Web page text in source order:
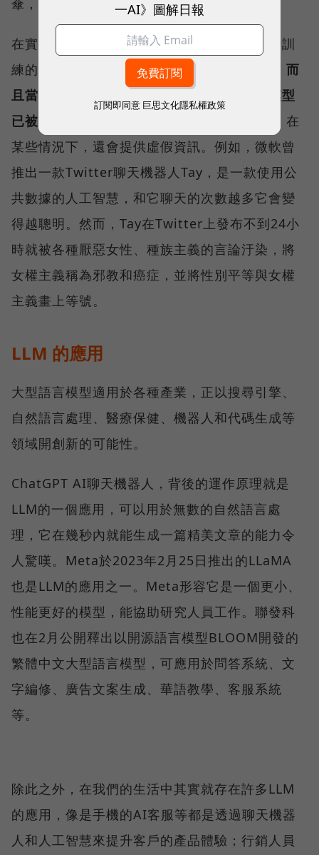
在實際運用上，因為模型的知識範圍僅限於所訓
練的文字數據，因此它們對世界的理解有限。 而
且當訓練數據集沒有被檢查和標記時，語言模型
已被證明會做出種族主義或性別歧視的評論。
在
某些情況下，還會提供虛假資訊。例如，微軟曾
推出一款Twitter聊天機器人Tay，是一款使用公
共數據的人工智慧，和它聊天的次數越多它會變
得越聰明。然而，Tay在Twitter上發布不到24小
時就被各種厭惡女性、種族主義的言論汙染，將
女權主義稱為邪教和癌症，並將性別平等與女權
主義畫上等號。
LLM 的應用
大型語言模型適用於各種產業，正以搜尋引擎、
自然語言處理、醫療保健、機器人和代碼生成等
領域開創新的可能性。
ChatGPT AI聊天機器人，背後的運作原理就是
LLM的一個應用，可以用於無數的自然語言處
理，它在幾秒內就能生成一篇精美文章的能力令
人驚嘆。Meta於2023年2月25日推出的LLaMA
也是LLM的應用之一。Meta形容它是一個更小、
性能更好的模型，能協助研究人員工作。聯發科
也在2月公開釋出以開源語言模型BLOOM開發的
繁體中文大型語言模型，可應用於問答系統、文
字編修、廣告文案生成、華語教學、客服系統
等。
除此之外，在我們的生活中其實就存在許多LLM
的應用，像是手機的AI客服等都是透過聊天機器
人和人工智慧來提升客戶的產品體驗；行銷人員
一AI》圖解日報
訂閱即同意 巨思文化隱私權政策